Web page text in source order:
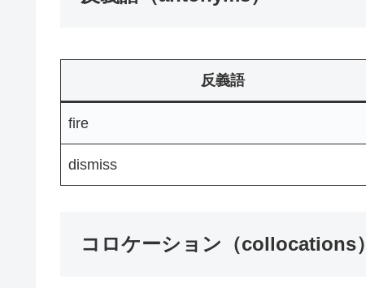
反義語
fire
dismiss
コロケーション（collocations）